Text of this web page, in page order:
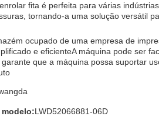
fita é perfeita para várias
tornando-a uma solução versátil
ocupado de uma empresa de
e eficienteA máquina pode ser
que a máquina possa suportar
modelo:LWD52066881-06D